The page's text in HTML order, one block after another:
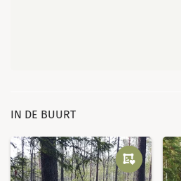
IN DE BUURT